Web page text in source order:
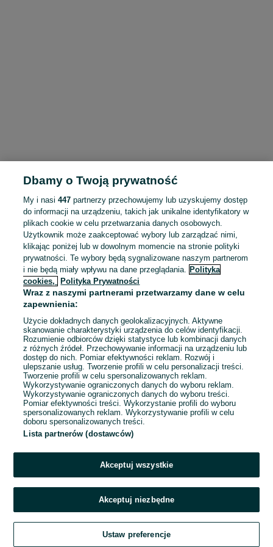
To ogłoszenie nie jest już dostępne
Przejdź na stronę główną
Dbamy o Twoją prywatność
My i nasi447 partnerzy przechowujemy lub uzyskujemy dostęp
do informacji na urządzeniu, takich jak unikalne identyfikatory w
plikach cookie w celu przetwarzania danych osobowych.
Użytkownik może zaakceptować wybory lub zarządzać nimi,
klikając poniżej lub w dowolnym momencie na stronie polityki
prywatności. Te wybory będą sygnalizowane naszym partnerom
i nie będą miały wpływu na dane przeglądania. Polityka
cookies,
Polityka Prywatności
Wraz z naszymi partnerami przetwarzamy dane w celu
zapewnienia:
Użycie dokładnych danych geolokalizacyjnych. Aktywne
skanowanie charakterystyki urządzenia do celów identyfikacji.
Rozumienie odbiorców dzięki statystyce lub kombinacji danych
z różnych źródeł. Przechowywanie informacji na urządzeniu lub
dostęp do nich. Pomiar efektywności reklam. Rozwój i
ulepszanie usług. Tworzenie profili w celu personalizacji treści.
Tworzenie profili w celu spersonalizowanych reklam.
Wykorzystywanie ograniczonych danych do wyboru reklam.
Wykorzystywanie ograniczonych danych do wyboru treści.
Pomiar efektywności treści. Wykorzystanie profili do wyboru
spersonalizowanych reklam. Wykorzystywanie profili w celu
doboru spersonalizowanych treści.
Lista partnerów (dostawców)
Akceptuj wszystkie
Akceptuj niezbędne
Ustaw preferencje